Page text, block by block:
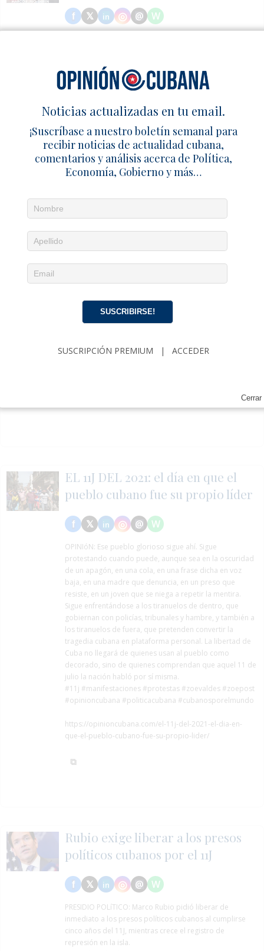
isla.
#control
#marcorubio#reformas#regimen
cubano-bloquear-reformas/
EE. UU. reclama libertad para los presos del
DERECHOS HUMANOS:La embajada de Estados Unidos en Cuba exigió la
liberación de todos los presos políticos del 11J, cinco años después de las
#opinioncubana #politicacubana #cubanosporelmundo
EL 11J DEL 2021: el día en que el
pueblo cubano fue su propio líder
OPINIóN: Ese pueblo glorioso sigue ahí. Sigue
protestando cuando puede, aunque sea en la oscuridad
de un apagón, en una cola, en una frase dicha en voz
baja, en una madre que denuncia, en un preso que
resiste, en un joven que se niega a repetir la mentira.
Sigue enfrentándose a los tiranuelos de dentro, que
gobiernan con policías, tribunales y hambre, y también a
los tiranuelos de fuera, que pretenden convertir la
tragedia cubana en plataforma personal. La libertad de
Cuba no llegará de quienes usan al pueblo como
decorado, sino de quienes comprendan que aquel 11 de
julio la nación habló por sí misma.
#11j #manifestaciones #protestas #zoevaldes #zoepost
#opinioncubana #politicacubana #cubanosporelmundo
https://opinioncubana.com/el-11j-del-2021-el-dia-en-
que-el-pueblo-cubano-fue-su-propio-lider/
Rubio exige liberar a los presos
políticos cubanos por el 11J
PRESIDIO POLíTICO: Marco Rubio pidió liberar de
inmediato a los presos políticos cubanos al cumplirse
cinco años del 11J, mientras crece el registro de
represión en la isla.
Cerrar
Noticias actualizadas en tu email.
¡Suscríbase a nuestro boletín semanal para
recibir noticias de actualidad cubana,
comentarios y análisis acerca de Política,
Economía, Gobierno y más…
SUSCRIBIRSE!
SUSCRIPCIÓN PREMIUM | ACCEDER